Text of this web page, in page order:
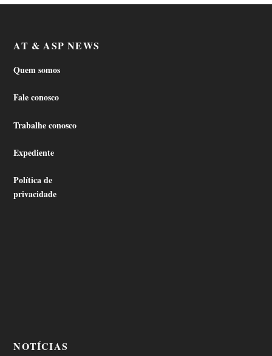
AT & ASP NEWS
Quem somos
Fale conosco
Trabalhe conosco
Expediente
Política de
privacidade
NOTÍCIAS